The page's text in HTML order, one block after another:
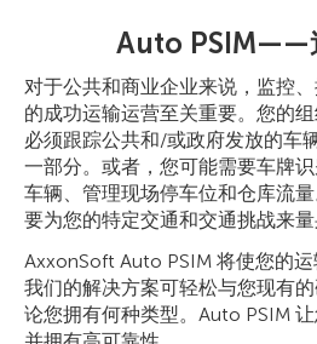
Auto PSIM——
对于公共和商业企业来说，监控
的成功运输运营至关重要。您的
必须跟踪公共和/或政府发放的车
一部分。或者，您可能需要车牌
车辆、管理现场停车位和仓库流
要为您的特定交通和交通挑战来量
AxxonSoft Auto PSIM 将使您的运
我们的解决方案可轻松与您现有
论您拥有何种类型。Auto PSIM